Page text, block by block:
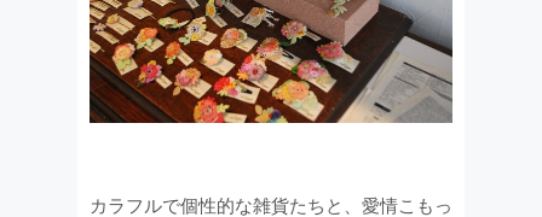
カラフルで個性的な雑貨たちと、愛情こもっ